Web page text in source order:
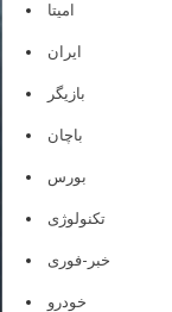
امیتا
ایران
بازیگر
باچان
بورس
تکنولوژی
خبر-فوری
خودرو